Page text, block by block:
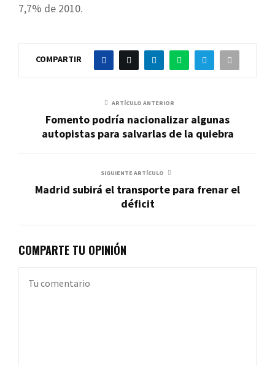
7,7% de 2010.
COMPARTIR
ARTÍCULO ANTERIOR
Fomento podría nacionalizar algunas
autopistas para salvarlas de la quiebra
SIGUIENTE ARTÍCULO
Madrid subirá el transporte para frenar el
déficit
COMPARTE TU OPINIÓN